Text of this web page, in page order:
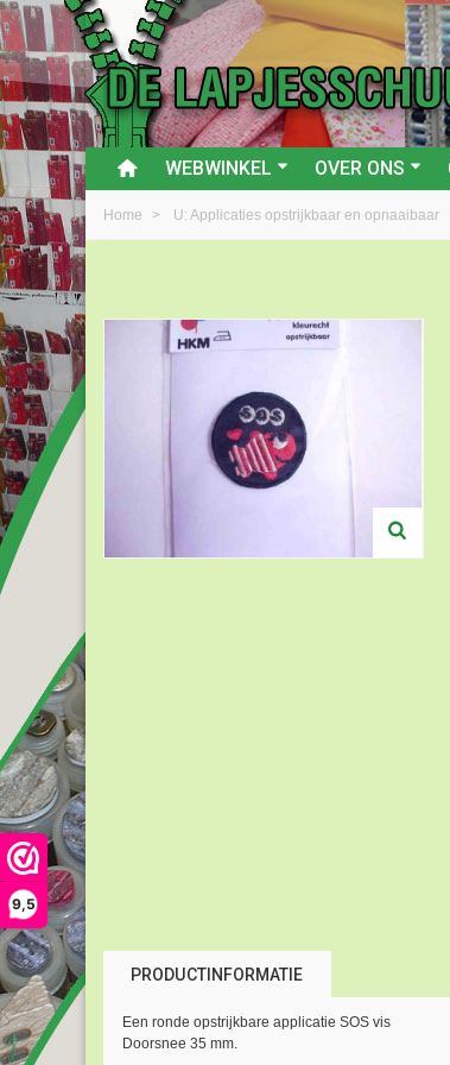
9,5
WEBWINKEL OVER ONS
Home > U: Applicaties opstrijkbaar en opnaaibaar
PRODUCTINFORMATIE
Een ronde opstrijkbare applicatie SOS vis
Doorsnee 35 mm.